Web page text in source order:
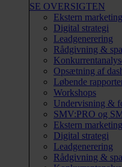
SE OVERSIGTEN
Ekstern
Digital strategi
Leadgenerering
Rådgivning &
Opsætning af
Løbende
Workshops
Undervisning &
SMV:PRO og
Ekstern
Digital strategi
Leadgenerering
Rådgivning &